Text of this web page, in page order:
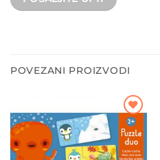
POVEZANI PROIZVODI
Dodajte
na listu
želja